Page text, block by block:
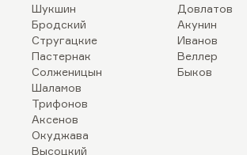
Шукшин
Бродский
Стругацкие
Пастернак
Солженицын
Шаламов
Трифонов
Аксенов
Окуджава
Высоцкий
Довлатов
Акунин
Иванов
Веллер
Быков